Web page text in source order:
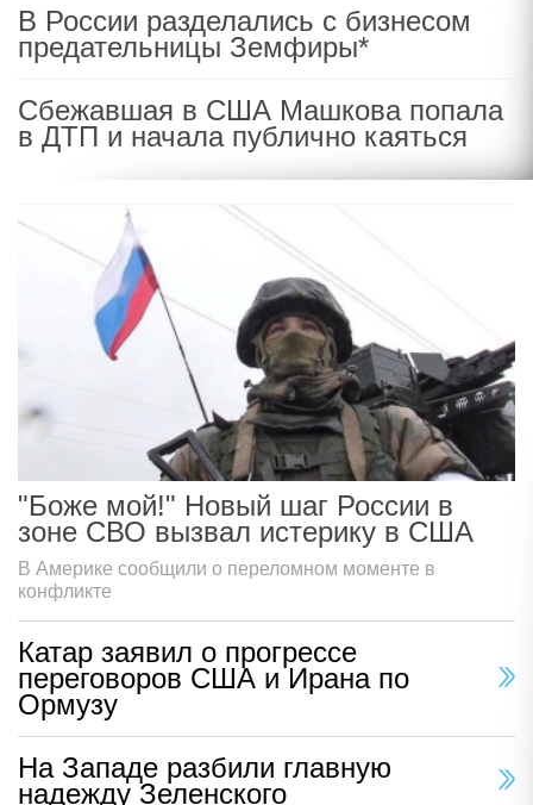
В России разделались с бизнесом
предательницы Земфиры*
Сбежавшая в США Машкова попала
в ДТП и начала публично каяться
"Боже мой!" Новый шаг России в
зоне СВО вызвал истерику в США
В Америке сообщили о переломном моменте в
конфликте
Катар заявил о прогрессе
переговоров США и Ирана по
Ормузу
На Западе разбили главную
надежду Зеленского